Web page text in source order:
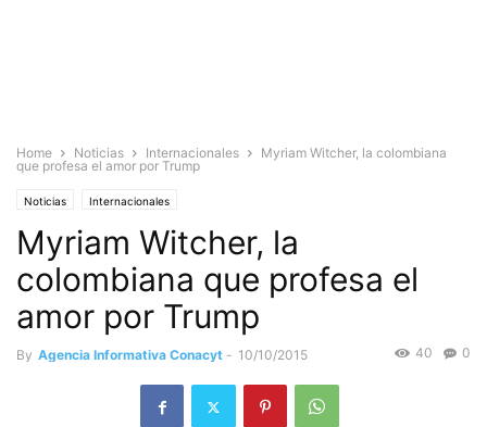
Home Noticias Internacionales
Myriam Witcher, la colombiana
que profesa el amor por Trump
Noticias Internacionales
Myriam Witcher, la
colombiana que profesa el
amor por Trump
By Agencia Informativa Conacyt - 10/10/2015 0
40